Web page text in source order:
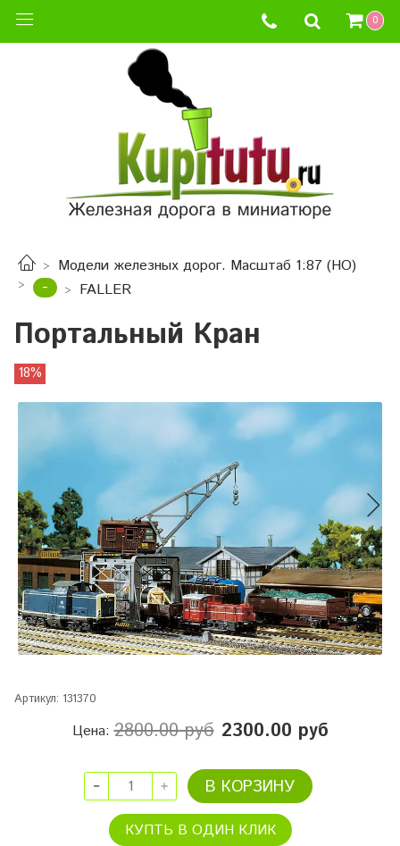
0
Модели железных дорог. Масштаб 1:87 (HO)
- FALLER
Портальный Кран
18%
Артикул: 131370
Цена:2800.00 руб 2300.00 руб
В КОРЗИНУ
КУПТЬ В ОДИН КЛИК